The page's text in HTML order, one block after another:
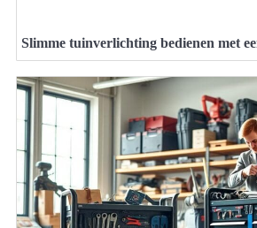
Slimme tuinverlichting bedienen met